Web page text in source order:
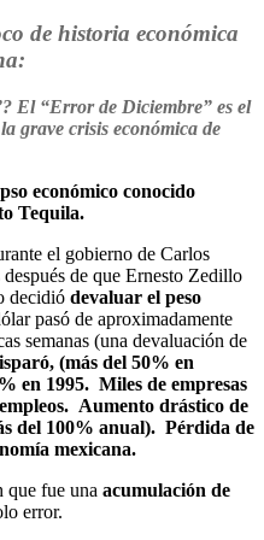
de historia económica
El “Error de Diciembre” es el
grave crisis económica de
económico conocido
Tequila.
el gobierno de Carlos
de que Ernesto Zedillo
decidió devaluar el peso
pasó de aproximadamente
semanas (una devaluación de
(más del 50% en
en 1995. Miles de empresas
Aumento drástico de
del 100% anual). Pérdida de
mexicana.
que fue una acumulación de
error.